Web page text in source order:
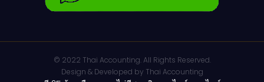
© 2022 Thai Accounting. All Rights Reserved.
Design & Developed by Thai Accounting